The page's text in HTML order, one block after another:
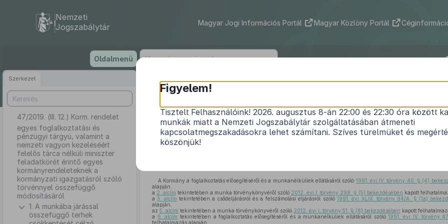
tartalomra
Nemzeti
Jogszabálytár
Magyar Jogi Információs Portál Magyar Közlöny Portál
Oldalmenü
Szerkezet
47/2019. (III. 12.) Korm. rendelet
egyes foglalkoztatási és
pénzügyi tárgyú, valamint a
nemzeti vagyon kezeléséért
felelős tárca nélküli miniszter
feladatkörét érintő egyes
kormányrendeleteknek a
kormányzati igazgatásról szóló
törvénnyel összefüggő
módosításáról
1. A munkába járással
összefüggő terhek
47/2019. (III. 12.) Korm. rendelet
egyes foglalkoztatási és pénzügyi tárgyú, valamint a nemzeti
felelős tárca nélküli miniszter feladatkörét érintő egyes
kormányzati igazgatásról szóló törvénnyel összefüggő
A Kormány a foglalkoztatás elősegítéséről és a munkanélküliek ellátásáról szóló 1991. évi IV. törvény 40. § (4)
alapján,
a 2. alcím tekintetében a munka törvénykönyvéről szóló 2012. évi I. törvény 298. § (5) bekezdésében kapott
a3. alcím tekintetében a csődeljárásról és a felszámolási eljárásról szóló 1991. évi XLIX. törvény 84/A. § (1a)
alapján,
az 5. alcím tekintetében a munka törvénykönyvéről szóló 2012. évi I. törvény 51. § (6) bekezdésében kapott
a 6. alcím tekintetében a foglalkoztatás elősegítéséről és a munkanélküliek ellátásáról szóló1991. évi IV. törvény
felhatalmazás alapján,
Figyelem!
Tisztelt Felhasználóink! 2026. augusztus 8-án 22:00 és 22:30 óra között
munkák miatt a Nemzeti Jogszabálytár szolgáltatásában átmeneti
kapcsolatmegszakadásokra lehet számítani. Szíves türelmüket és
köszönjük!